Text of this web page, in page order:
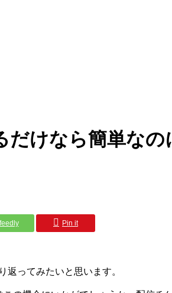
だけなら簡単なの
feedly Pin it
ってみたいと思います。